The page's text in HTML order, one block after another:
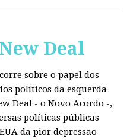
Deal
sobre o papel dos
políticos da esquerda
Deal - o Novo Acordo -,
políticas públicas
da pior depressão